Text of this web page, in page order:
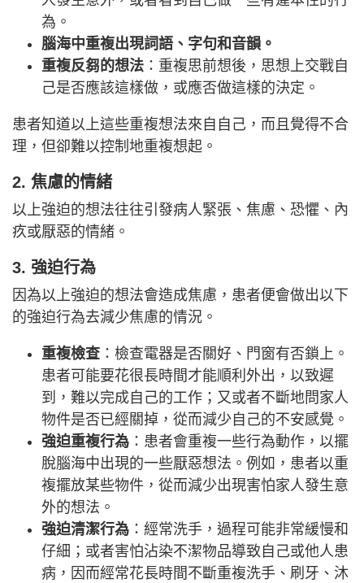
為。
腦海中重複出現詞語、字句和音韻。
重複反芻的想法 ：重複思前想後，思想上交戰自
己是否應該這樣做，或應否做這樣的決定。
患者知道以上這些重複想法來自自己，而且覺得不合
理，但卻難以控制地重複想起。
2. 焦慮的情緒
以上強迫的想法往往引發病人緊張、焦慮、恐懼、內
疚或厭惡的情緒。
3. 強迫行為
因為以上強迫的想法會造成焦慮，患者便會做出以下
的強迫行為去減少焦慮的情況。
重複檢查 ：檢查電器是否關好、門窗有否鎖上。
患者可能要花很長時間才能順利外出，以致遲
到，難以完成自己的工作；又或者不斷地問家人
物件是否已經關掉，從而減少自己的不安感覺。
強迫重複行為 ：患者會重複一些行為動作，以擺
脫腦海中出現的一些厭惡想法。例如，患者以重
複擺放某些物件，從而減少出現害怕家人發生意
外的想法。
強迫清潔行為 ：經常洗手，過程可能非常緩慢和
仔細；或者害怕沾染不潔物品導致自己或他人患
病，因而經常花長時間不斷重複洗手、刷牙、沐